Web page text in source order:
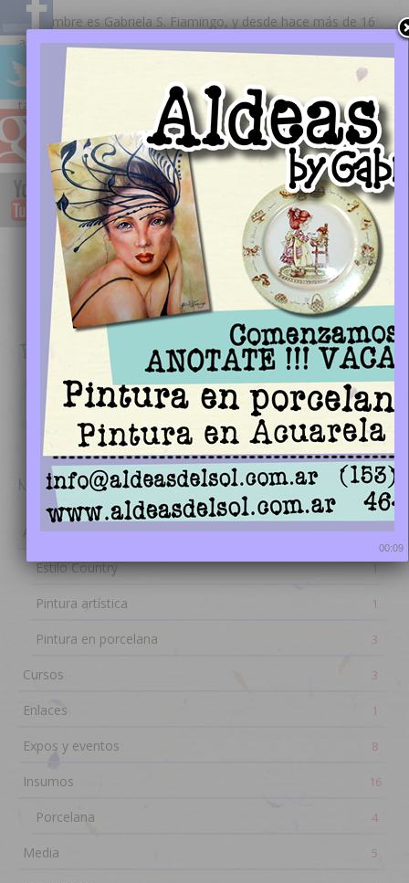
Mi nombre es Gabriela S. Fiamingo, y desde hace más de 16
años me dedico a la enseñanza en distintos estilos de pintura.
Para lograr excelencia en cada uno de los proyectos en un
ambiente cordial. Te invito a que vengas y disfrutes de mi
taller...
Horarios
Tuesday 9 a 13 | 15 a 17
Wednesday 13 a 17
Thursday 9 a 13 | 15 a 17
Saturday 10 a 13 | 13 a 16
Buscar
Search
Nuestro Blog
Alumnas 5
Estilo Country 1
Pintura artística 1
Pintura en porcelana 3
Cursos 3
Enlaces 1
Expos y eventos 8
Insumos 16
Porcelana 4
Media 5
00:08